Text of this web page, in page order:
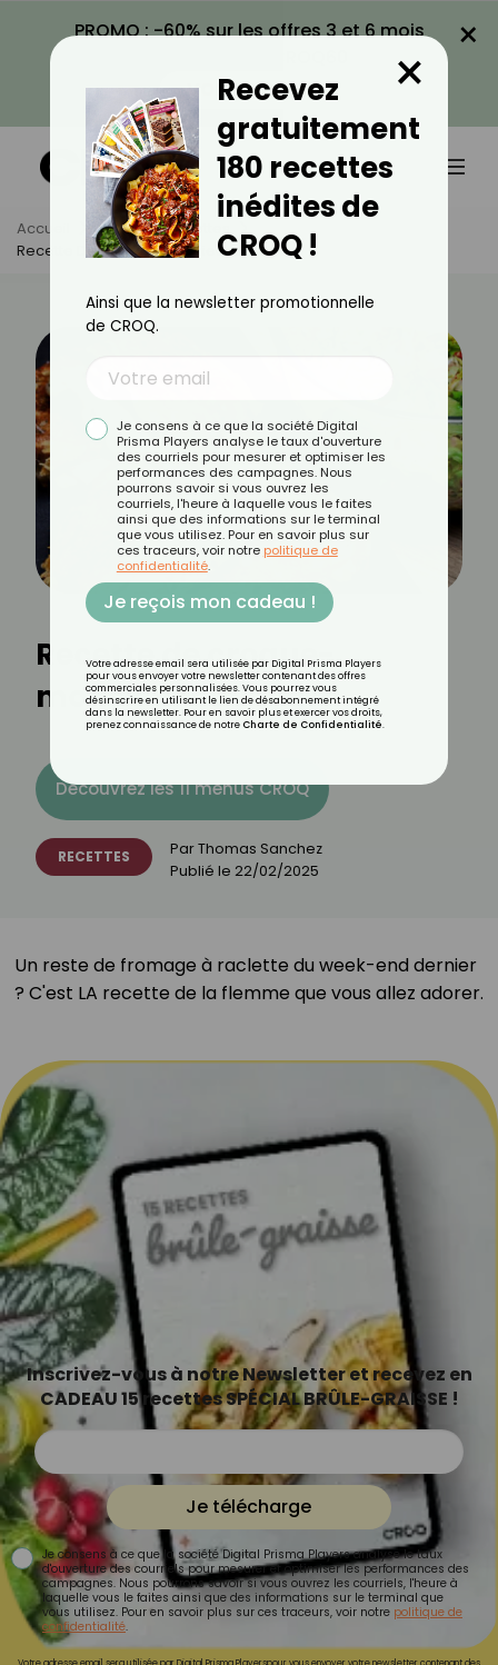
PROMO : -60% sur les offres 3 et 6 mois
VOIR LA PROMO
×
Accueil Actus
Recettes
Recette De Croque-Monsieur Savoyard
Recette de croque-
monsieur savoyard
Découvrez les 11 menus CROQ
RECETTES ParThomas Sanchez
Publié le 22/02/2025
Un reste de fromage à raclette du week-end dernier
? C'est LA recette de la flemme que vous allez adorer.⁣
Inscrivez-vous à notre Newsletter et recevez en
CADEAU 15 recettes SPÉCIAL BRÛLE-GRAISSE !
Je télécharge
Je consens à ce que la société Digital Prisma Players analyse le taux
d'ouverture des courriels pour mesurer et optimiser les performances des
campagnes. Nous pourrons savoir si vous ouvrez les courriels, l'heure à
laquelle vous le faites ainsi que des informations sur le terminal que
vous utilisez. Pour en savoir plus sur ces traceurs, voir notre politique de
confidentialité.
Recevez
gratuitement
180 recettes
inédites de
CROQ !
×
Ainsi que la newsletter promotionnelle
de CROQ.
Je consens à ce que la société Digital
Prisma Players analyse le taux d'ouverture
des courriels pour mesurer et optimiser les
performances des campagnes. Nous
pourrons savoir si vous ouvrez les
courriels, l'heure à laquelle vous le faites
ainsi que des informations sur le terminal
que vous utilisez. Pour en savoir plus sur
ces traceurs, voir notre politique de
confidentialité.
Je reçois mon cadeau !
Votre adresse email sera utilisée par Digital Prisma Players
pour vous envoyer votre newsletter contenant des offres
commerciales personnalisées. Vous pourrez vous
désinscrire en utilisant le lien de désabonnement intégré
dans la newsletter. Pour en savoir plus et exercer vos droits,
prenez connaissance de notre Charte de Confidentialité.